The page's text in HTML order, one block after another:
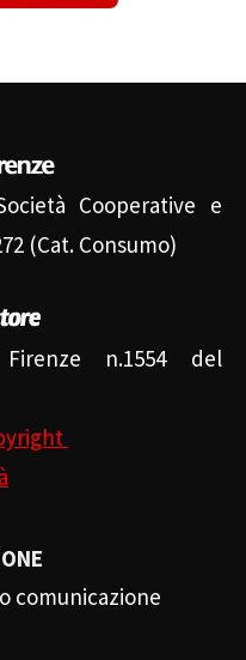
Cooperative e
(Cat. Consumo)
Firenze n.1554 del
comunicazione